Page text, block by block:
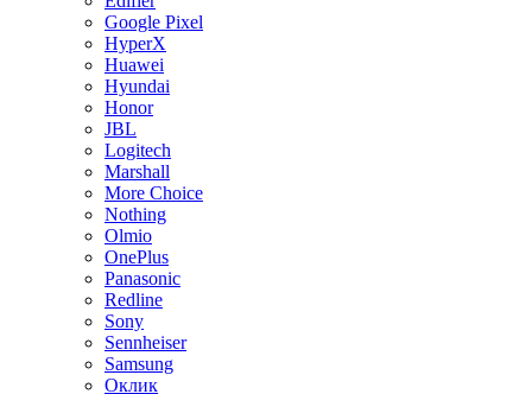
Google Pixel
HyperX
Huawei
Hyundai
Honor
JBL
Logitech
Marshall
More Choice
Nothing
Olmio
OnePlus
Panasonic
Redline
Sony
Sennheiser
Samsung
Оклик